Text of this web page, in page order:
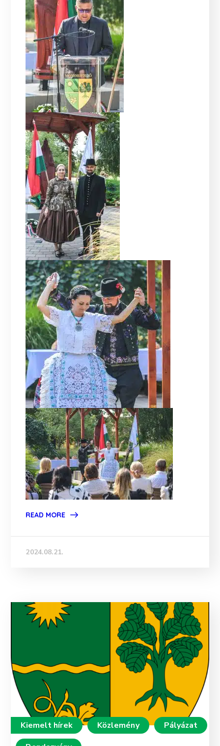
READ MORE
2024.08.21.
Kiemelt hírek Közlemény
Pályázat